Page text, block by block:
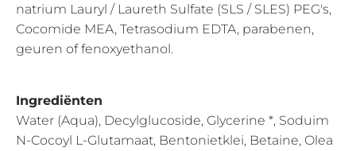
natrium Lauryl / Laureth Sulfate (SLS / SLES) PEG's,
Cocomide MEA, Tetrasodium EDTA, parabenen,
geuren of fenoxyethanol.
Ingrediënten
Water (Aqua), Decylglucoside, Glycerine *, Soduim
N-Cocoyl L-Glutamaat, Bentonietklei, Betaine, Olea